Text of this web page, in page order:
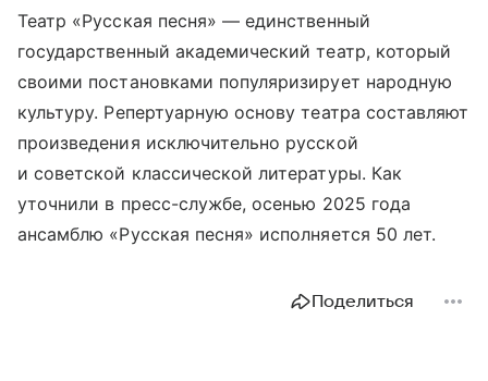
Театр «Русская песня» — единственный
государственный академический театр, который
своими постановками популяризирует народную
культуру. Репертуарную основу театра составляют
произведения исключительно русской
и советской классической литературы. Как
уточнили в пресс-службе, осенью 2025 года
ансамблю «Русская песня» исполняется 50 лет.
Поделиться